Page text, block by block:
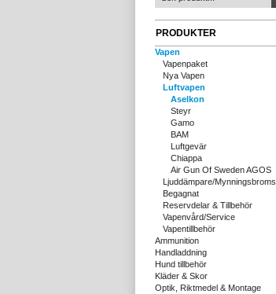
PRODUKTER
Vapen
Vapenpaket
Nya Vapen
Luftvapen
Aselkon
Steyr
Gamo
BAM
Luftgevär
Chiappa
Air Gun Of Sweden AGOS
Ljuddämpare/Mynningsbroms
Begagnat
Reservdelar & Tillbehör
Vapenvård/Service
Vapentillbehör
Ammunition
Handladdning
Hund tillbehör
Kläder & Skor
Optik, Riktmedel & Montage